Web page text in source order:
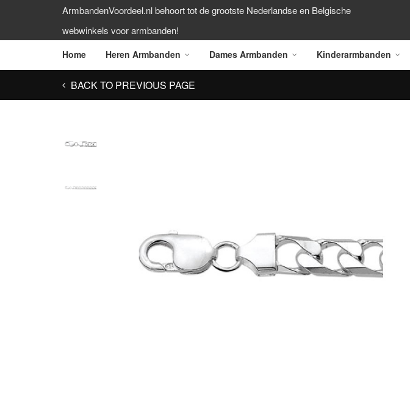
ArmbandenVoordeel.nl behoort tot de grootste Nederlandse en Belgische
webwinkels voor armbanden!
Home Heren Armbanden Dames Armbanden Kinderarmbanden
BACK TO PREVIOUS PAGE